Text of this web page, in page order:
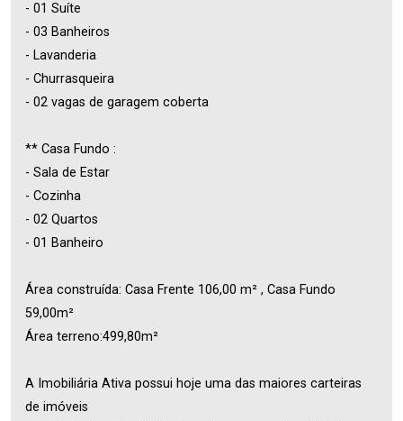
- 01 Suíte
- 03 Banheiros
- Lavanderia
- Churrasqueira
- 02 vagas de garagem coberta
** Casa Fundo :
- Sala de Estar
- Cozinha
- 02 Quartos
- 01 Banheiro
Área construída: Casa Frente 106,00 m² , Casa Fundo
59,00m²
Área terreno:499,80m²
A Imobiliária Ativa possui hoje uma das maiores carteiras
de imóveis